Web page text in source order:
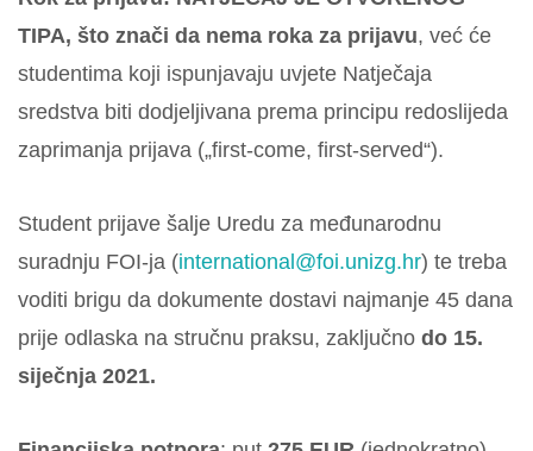
TIPA, što znači da nema roka za prijavu, već će
studentima koji ispunjavaju uvjete Natječaja
sredstva biti dodjeljivana prema principu redoslijeda
zaprimanja prijava („first-come, first-served“).
Student prijave šalje Uredu za međunarodnu
suradnju FOI-ja (international@foi.unizg.hr) te treba
voditi brigu da dokumente dostavi najmanje 45 dana
prije odlaska na stručnu praksu, zaključno do 15.
siječnja 2021.